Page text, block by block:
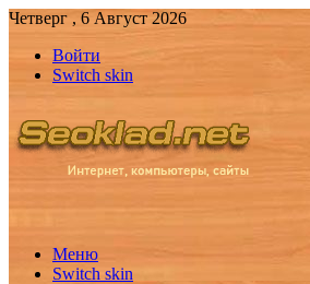
Четверг , 6 Август 2026
Войти
Switch skin
Меню
Switch skin